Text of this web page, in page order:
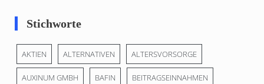
Stichworte
AKTIEN ALTERNATIVEN ALTERSVORSORGE
AUXINUM GMBH BAFIN BEITRAGSEINNAHMEN